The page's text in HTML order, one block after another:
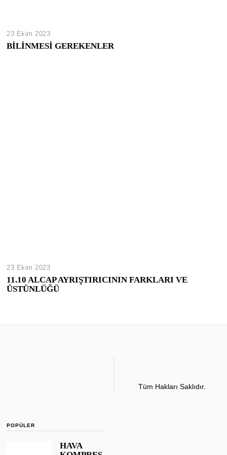
23 Ekim 2023
BİLİNMESİ GEREKENLER
23 Ekim 2023
11.10 ALCAP AYRIŞTIRICININ FARKLARI VE
ÜSTÜNLÜĞÜ
Tüm Hakları Saklıdır.
POPÜLER
HAVA